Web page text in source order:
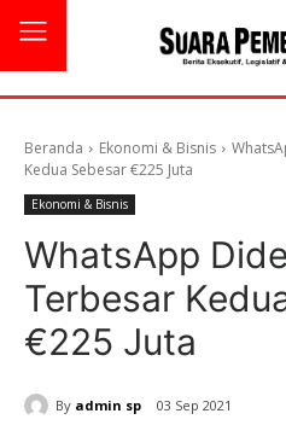
Beranda Ekonomi & Bisnis
Kedua Sebesar €225 Juta
Ekonomi & Bisnis
WhatsApp
Terbesar
€225 Juta
By admin sp 03 Sep 2021